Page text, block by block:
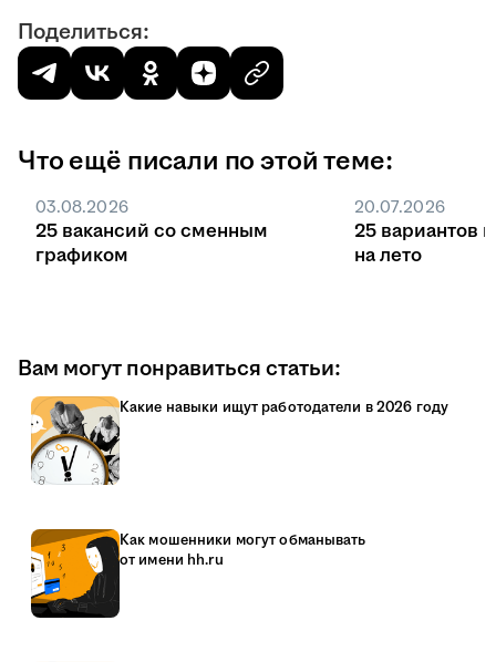
Поделиться:
Что ещё писали по этой теме:
03.08.2026
25 вакансий со сменным
графиком
20.07.2026
25 вариантов
на лето
Вам могут понравиться статьи:
Какие навыки ищут работодатели в 2026 году
Как мошенники могут обманывать
от имени hh.ru